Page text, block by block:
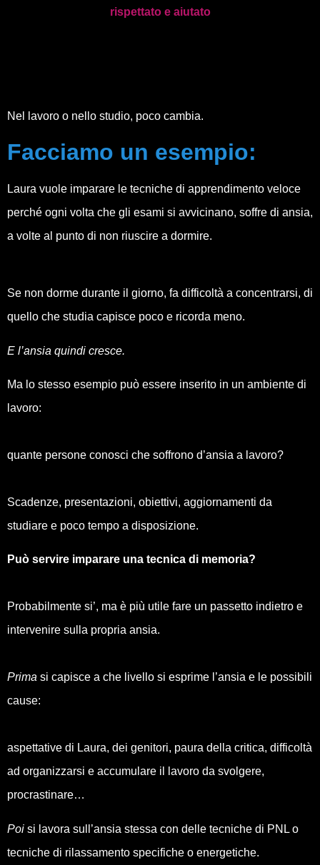
rispettato e aiutato
Nel lavoro o nello studio, poco cambia.
Facciamo un esempio:
Laura vuole imparare le tecniche di apprendimento veloce
perché ogni volta che gli esami si avvicinano, soffre di ansia,
a volte al punto di non riuscire a dormire.
Se non dorme durante il giorno, fa difficoltà a concentrarsi, di
quello che studia capisce poco e ricorda meno.
E l’ansia quindi cresce.
Ma lo stesso esempio può essere inserito in un ambiente di
lavoro:
quante persone conosci che soffrono d’ansia a lavoro?
Scadenze, presentazioni, obiettivi, aggiornamenti da
studiare e poco tempo a disposizione.
Può servire imparare una tecnica di memoria?
Probabilmente si’, ma è più utile fare un passetto indietro e
intervenire sulla propria ansia.
Prima si capisce a che livello si esprime l’ansia e le possibili
cause:
aspettative di Laura, dei genitori, paura della critica, difficoltà
ad organizzarsi e accumulare il lavoro da svolgere,
procrastinare…
Poi si lavora sull’ansia stessa con delle tecniche di PNL o
tecniche di rilassamento specifiche o energetiche.